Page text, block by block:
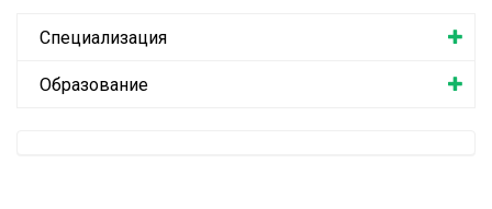
Специализация
Образование